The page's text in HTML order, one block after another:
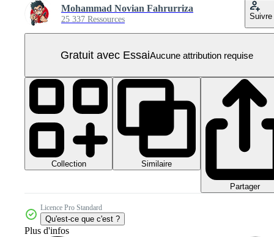
Mohammad Novian Fahrurriza
25 337 Ressources Suivre
Gratuit avec EssaiAucune attribution requise
Collection Similaire
Partager
Licence Pro Standard
Qu'est-ce que c'est ?
Plus d'infos